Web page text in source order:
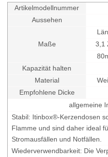
Artikelmodellnummer
Aussehen
Maße
3,1
Kapazität halten
Material
Empfohlene Dicke
allgemeine
Stabil: Itinbox®-Kerzendosen
Flamme und sind daher ideal
Stromausfällen und Notfällen.
Wiederverwendbarkeit: Die